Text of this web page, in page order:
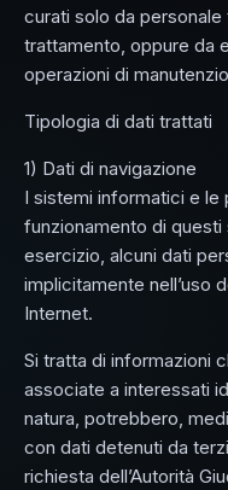
curati solo da
trattamento, oppure da
operazioni di
Tipologia di dati trattati
1) Dati di navigazione
I sistemi informatici e
funzionamento di
esercizio, alcuni dati
implicitamente nell’uso
Internet.
Si tratta di informazioni
associate a interessati
natura, potrebbero,
con dati detenuti da
richiesta dell’Autorità